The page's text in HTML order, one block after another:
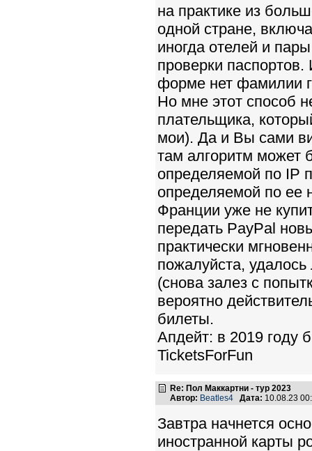
на практике из
одной стране,
иногда отелей и
проверки
форме нет фамилии
Но мне этот способ
плательщика,
мои). Да и Вы сами
там алгоритм может
определяемой по IP
определяемой по ее
Франции уже не
передать PayPal
практически
пожалуйста,
(снова залез с
вероятно
билеты.
Апдейт: в 2019 году
TicketsForFun
Re: Пол Маккартни - тур 2023
Автор: Beatles4 Дата: 10.08.23
Завтра начнется
иностранной карты